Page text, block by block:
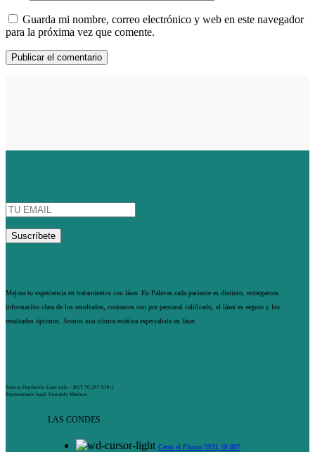
Guarda mi nombre, correo electrónico y web en este navegador
para la próxima vez que comente.
Mejora tu experiencia en tratamientos con láser. En Palavas cada paciente es distinto, entregamos
información clara de los resultados, contamos con por personal calificado, el láser es seguro y los
resultados óptimos. Somos una clínica estética especialista en láser.
Palavas Depilación Laser Ltda – RUT 76.297.938-1
Representante legal: Fernando Martínez
LAS CONDES
Cerro el Plomo 5931, 0f 807